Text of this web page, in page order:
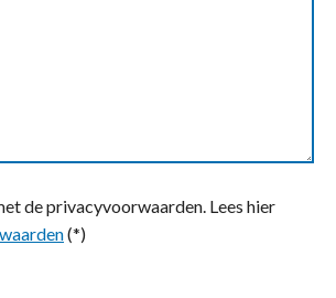
de privacyvoorwaarden. Lees hier
(*)